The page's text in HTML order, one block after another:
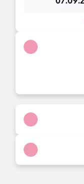
באינסטגרם